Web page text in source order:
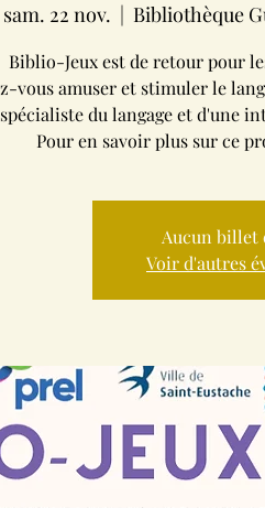
sam. 22 nov.
  |
Bibliothèque
Biblio-Jeux est de retour pour
vous amuser et stimuler le
spécialiste du langage et d'une
Pour en savoir plus sur ce
Aucun billet
Voir d'autres